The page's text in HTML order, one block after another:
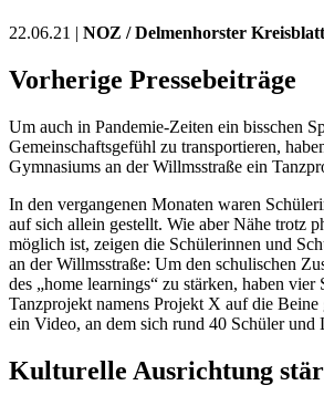
22.06.21 | NOZ / Delmenhorster Kreisblatt
Vorherige Pressebeiträge
Um auch in Pandemie-Zeiten ein bisschen
Gemeinschaftsgefühl zu transportieren,
Gymnasiums an der Willmsstraße ein
In den vergangenen Monaten waren
auf sich allein gestellt. Wie aber Nähe trotz
möglich ist, zeigen die Schülerinnen und
an der Willmsstraße: Um den schulischen
des „home learnings“ zu stärken, haben vier
Tanzprojekt namens Projekt X auf die Beine
ein Video, an dem sich rund 40 Schüler und
Kulturelle Ausrichtung